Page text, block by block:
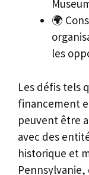
🌍
les
Les défis tels
financement
peuvent être
avec des
historique et